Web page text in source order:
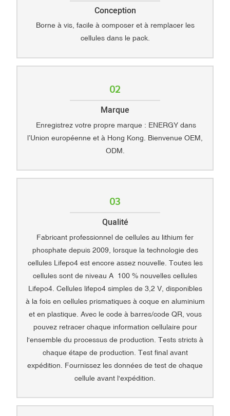
Conception
Borne à vis, facile à composer et à remplacer les
cellules dans le pack.
02
Marque
Enregistrez votre propre marque : ENERGY dans
l’Union européenne et à Hong Kong. Bienvenue OEM,
ODM.
03
Qualité
Fabricant professionnel de cellules au lithium fer
phosphate depuis 2009, lorsque la technologie des
cellules Lifepo4 est encore assez nouvelle. Toutes les
cellules sont de niveau A 100 % nouvelles cellules
Lifepo4. Cellules lifepo4 simples de 3,2 V, disponibles
à la fois en cellules prismatiques à coque en aluminium
et en plastique. Avec le code à barres/code QR, vous
pouvez retracer chaque information cellulaire pour
l'ensemble du processus de production. Tests stricts à
chaque étape de production. Test final avant
expédition. Fournissez les données de test de chaque
cellule avant l'expédition.